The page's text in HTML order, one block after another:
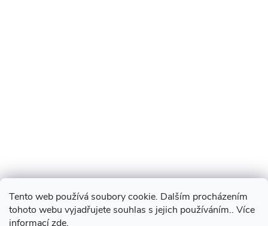
Tento web používá soubory cookie. Dalším procházením
tohoto webu vyjadřujete souhlas s jejich používáním.. Více
informacízde.